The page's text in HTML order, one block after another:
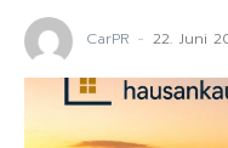
CarPR - 22. Juni